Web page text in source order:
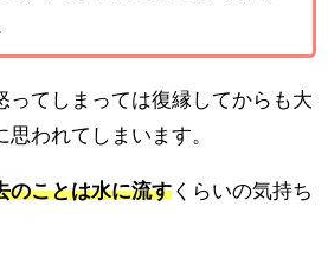
ってしまっては復縁してからも大
われてしまいます。
のことは水に流す くらいの気持ち